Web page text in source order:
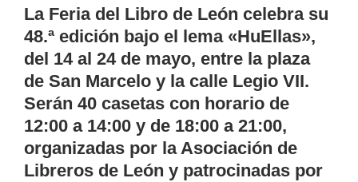
La Feria del Libro de León celebra su
48.ª edición bajo el lema «HuEllas»,
del 14 al 24 de mayo, entre la plaza
de San Marcelo y la calle Legio VII.
Serán 40 casetas con horario de
12:00 a 14:00 y de 18:00 a 21:00,
organizadas por la Asociación de
Libreros de León y patrocinadas por